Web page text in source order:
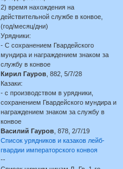
2) время нахождения на
действительной службе в конвое,
(год/месяц/дни)
Урядники:
- С сохранением Гвардейского
мундира и награждением знаком за
службу в конвое
Кирил Гауров , 882, 5/7/28
Казаки:
- с производством в урядники,
сохранением Гвардейского мундира и
награждением знаком за службу в
конвое
Василий Гауров , 878, 2/7/19
Список урядников и казаков лейб-
гвардии императорского конвоя
--